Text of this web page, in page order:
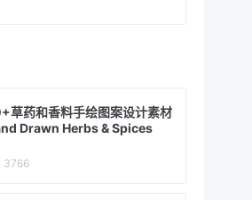
草药和香料手绘图案设计素材
Drawn Herbs & Spices
3766